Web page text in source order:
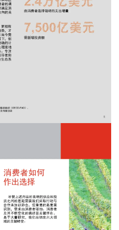
设计服务商
数据通服务